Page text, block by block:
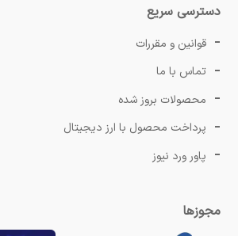
دسترسی سریع
قوانین و مقررات
تماس با ما
محصولات بروز شده
پرداخت محصول با ارز دیجیتال
پاور ورد نیوز
مجوزها